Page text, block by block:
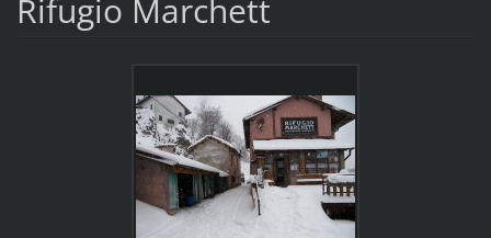
Rifugio Marchett